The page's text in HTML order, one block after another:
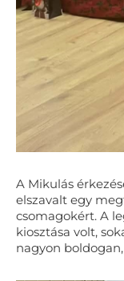
A Mikulás
elszavalt egy
csomagokért. A
kiosztása volt,
nagyon